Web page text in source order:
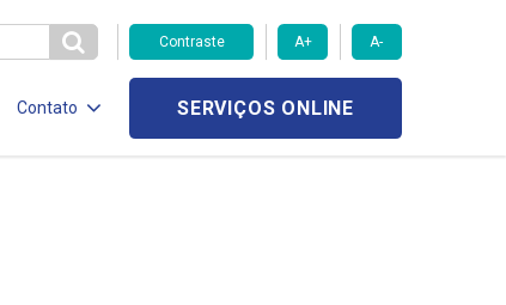
Contraste A+ A-
Contato SERVIÇOS ONLINE